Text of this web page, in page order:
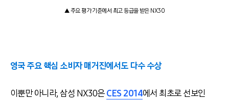
▲ 주요 평가 기준에서 최고 등급을 받은 NX30
영국 주요 핵심 소비자 매거진에서도 다수 수상
이뿐만 아니라, 삼성 NX30은CES 2014에서 최초로 선보인